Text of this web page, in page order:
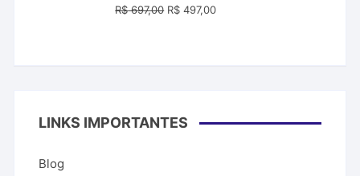
R$697,00 O
R$ 497,00O
LINKS IMPORTANTES
Blog